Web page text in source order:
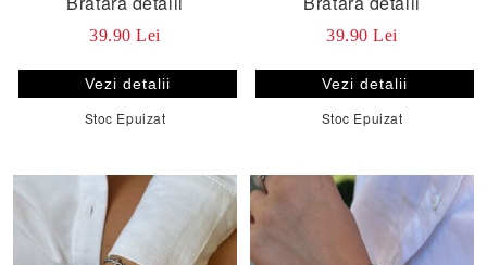
39.90 Lei
Vezi detalii
Stoc Epuizat
39.90 Lei
Vezi detalii
Stoc Epuizat